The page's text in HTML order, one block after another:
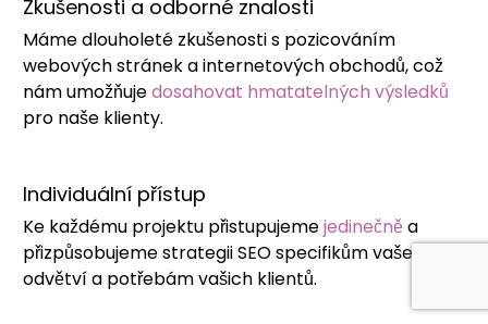
Zkušenosti a odborné znalosti
Máme dlouholeté zkušenosti s pozicováním
webových stránek a internetových obchodů, což
nám umožňujedosahovat hmatatelných výsledků
pro naše klienty.
Individuální přístup
Ke každému projektu přistupujemejedinečněa
přizpůsobujeme strategii SEO specifikům vašeho
odvětví a potřebám vašich klientů.